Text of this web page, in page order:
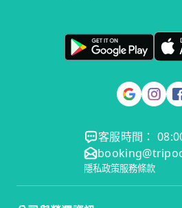
客服時間：
隱私政策服務條款